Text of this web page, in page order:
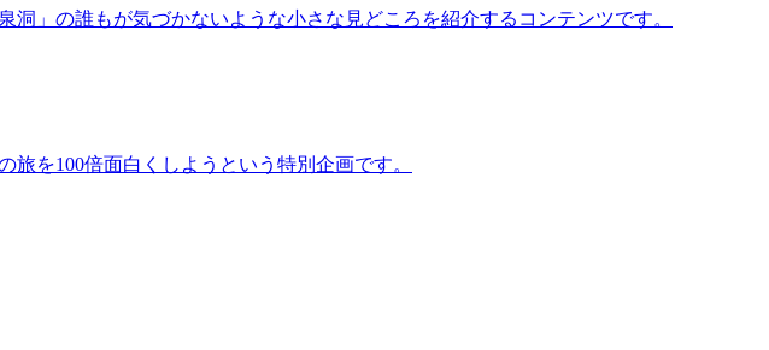
」の誰もが気づかないような小さな見どころを紹介するコンテンツです。
を100倍面白くしようという特別企画です。